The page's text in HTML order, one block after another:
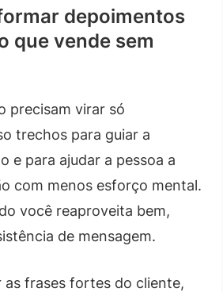
depoimentos
que vende sem
precisam virar só
trechos para guiar a
e para ajudar a pessoa a
com menos esforço mental.
você reaproveita bem,
de mensagem.
as frases fortes do cliente,